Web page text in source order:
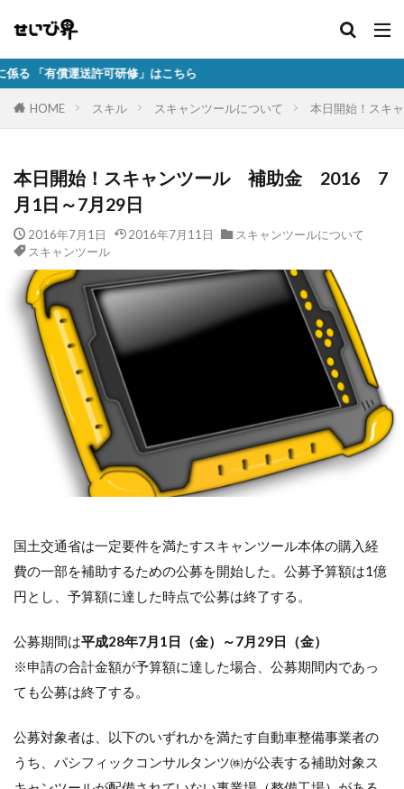
許可研修」はこちら
HOME スキル スキャンツールについて 本日開始！ス
本日開始！スキャンツール 補助金 2016 7
月1日～7月29日
2016年7月1日 2016年7月11日
スキャンツールについて
スキャンツール
国土交通省は一定要件を満たすスキャンツール本体の購入経
費の一部を補助するための公募を開始した。公募予算額は1億
円とし、予算額に達した時点で公募は終了する。
公募期間は平成28年7月1日（金）～7月29日（金）
※申請の合計金額が予算額に達した場合、公募期間内であっ
ても公募は終了する。
公募対象者は、以下のいずれかを満たす自動車整備事業者の
うち、パシフィックコンサルタンツ㈱が公表する補助対象ス